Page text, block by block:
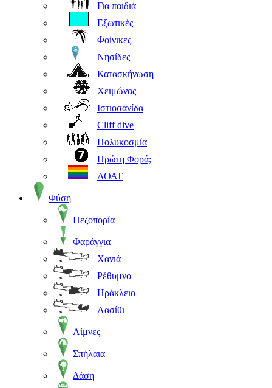
Για παιδιά
Εξωτικές
Φοίνικες
Νησίδες
Κατασκήνωση
Χειμώνας
Ιστιοσανίδα
Cliff dive
Πολυκοσμία
Πρώτη Φορά;
ΛΟΑΤ
Φύση
Πεζοπορία
Φαράγγια
Χανιά
Ρέθυμνο
Ηράκλειο
Λασίθι
Λίμνες
Σπήλαια
Δάση